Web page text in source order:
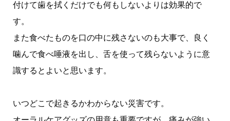
付けて歯を拭くだけでも何もしないよりは効果的で
す。
また食べたものを口の中に残さないのも大事で、良く
噛んで食べ唾液を出し、舌を使って残らないように意
識するとよいと思います。
いつどこで起きるかわからない災害です。